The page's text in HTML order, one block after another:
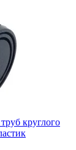
круглого